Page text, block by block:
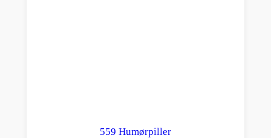
559 Humørpiller